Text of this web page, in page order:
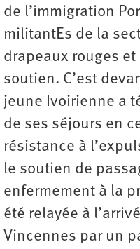
de l’immigration
militantEs de la
drapeaux rouges
soutien. C’est
jeune Ivoirienne a
de ses séjours en
résistance à
le soutien de
enfermement à la
été relayée à
Vincennes par un